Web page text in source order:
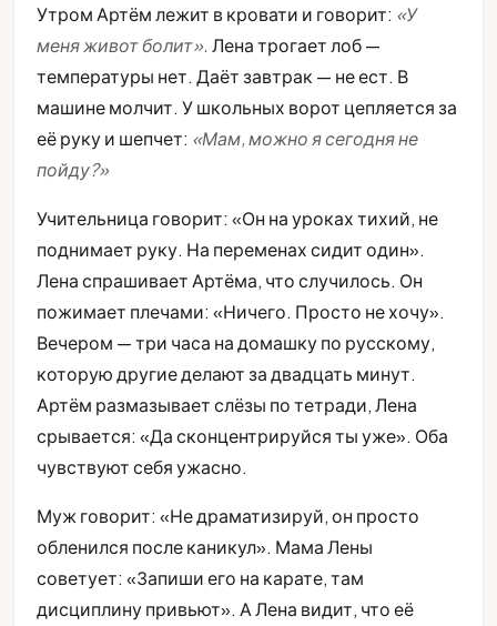
Утром Артём лежит в кровати и говорит: «У
меня живот болит».Лена трогает лоб —
температуры нет. Даёт завтрак — не ест. В
машине молчит. У школьных ворот цепляется за
её руку и шепчет: «Мам, можно я сегодня не
пойду?»
Учительница говорит: «Он на уроках тихий, не
поднимает руку. На переменах сидит один».
Лена спрашивает Артёма, что случилось. Он
пожимает плечами: «Ничего. Просто не хочу».
Вечером — три часа на домашку по русскому,
которую другие делают за двадцать минут.
Артём размазывает слёзы по тетради, Лена
срывается: «Да сконцентрируйся ты уже». Оба
чувствуют себя ужасно.
Муж говорит: «Не драматизируй, он просто
обленился после каникул». Мама Лены
советует: «Запиши его на карате, там
дисциплину привьют». А Лена видит, что её